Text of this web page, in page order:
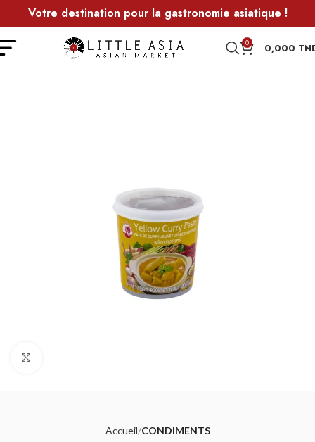
Votre destination pour la gastronomie asiatique !
0 0,000
Accueil CONDIMENTS